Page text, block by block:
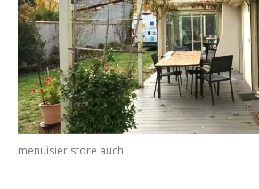
menuisier store auch